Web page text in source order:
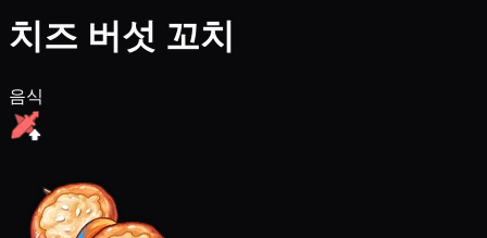
치즈 버섯 꼬치
음식